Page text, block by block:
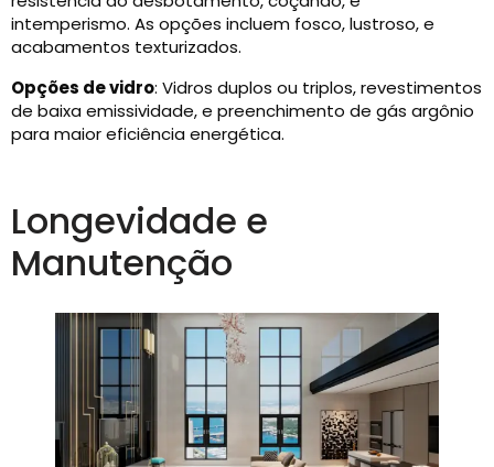
intemperismo. As opções incluem fosco, lustroso, e
acabamentos texturizados.
Opções de vidro: Vidros duplos ou triplos, revestimentos
de baixa emissividade, e preenchimento de gás argônio
para maior eficiência energética.
Longevidade e
Manutenção